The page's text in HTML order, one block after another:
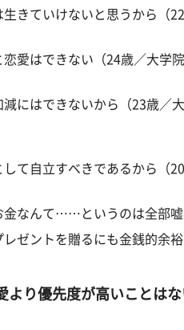
生きていけないと思うから（
恋愛はできない（24歳／大学院
減にはできないから（23歳／
して自立すべきであるから（
金なんて……というのは全部
レゼントを贈るにも金銭的余
り優先度が高いことはな